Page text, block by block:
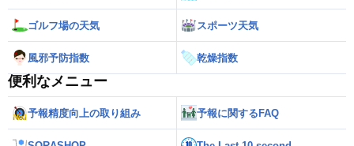
ゴルフ場の天気 スポーツ天気
風邪予防指数 乾燥指数
便利なメニュー
予報精度向上の取り組み 予報に関するFAQ